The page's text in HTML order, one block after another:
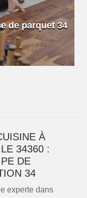
de parquet 34
À
34360 :
DE
34
experte dans